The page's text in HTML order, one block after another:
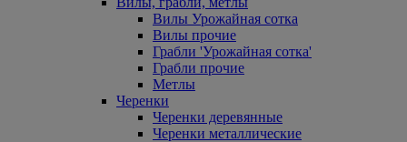
Вилы Урожайная сотка
Вилы прочие
Грабли 'Урожайная сотка'
Грабли прочие
Метлы
Черенки
Черенки деревянные
Черенки металлические